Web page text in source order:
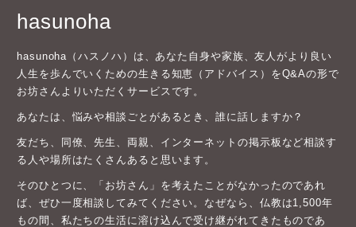
hasunoha
hasunoha（ハスノハ）は、あなた自身や家族、友人がより良い
人生を歩んでいくための生きる知恵（アドバイス）をQ&Aの形で
お坊さんよりいただくサービスです。
あなたは、悩みや相談ごとがあるとき、誰に話しますか？
友だち、同僚、先生、両親、インターネットの掲示板など相談す
る人や場所はたくさんあると思います。
そのひとつに、「お坊さん」を考えたことがなかったのであれ
ば、ぜひ一度相談してみてください。なぜなら、仏教は1,500年
もの間、私たちの生活に溶け込んで受け継がれてきたものであ